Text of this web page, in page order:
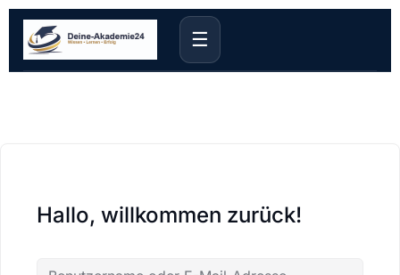
☰
Hallo, willkommen zurück!